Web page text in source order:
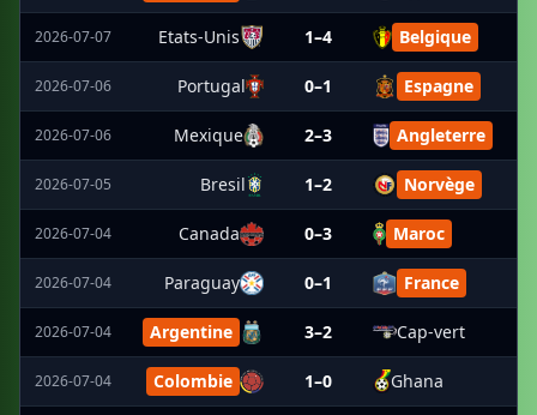
2026-07-07 Etats-Unis 1–4 Belgique
2026-07-06 Portugal 0–1 Espagne
2026-07-06 Mexique 2–3 Angleterre
2026-07-05 Bresil 1–2 Norvège
2026-07-04 Canada 0–3 Maroc
2026-07-04 Paraguay 0–1 France
2026-07-04 Argentine 3–2 Cap-vert
2026-07-04 Colombie 1–0 Ghana